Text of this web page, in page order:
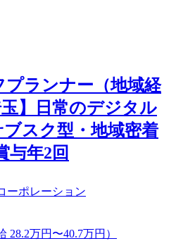
プランナー（地域経
】日常のデジタル
スク型・地域密着
与年2回
ーポレーション
28.2万円〜40.7万円）